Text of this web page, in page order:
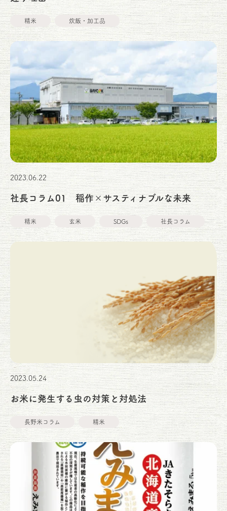
精米 炊飯・加工品
2023.06.22
社長コラム01 稲作×サスティナブルな未来
精米 玄米 SDGs 社長コラム
2023.05.24
お米に発生する虫の対策と対処法
長野米コラム 精米